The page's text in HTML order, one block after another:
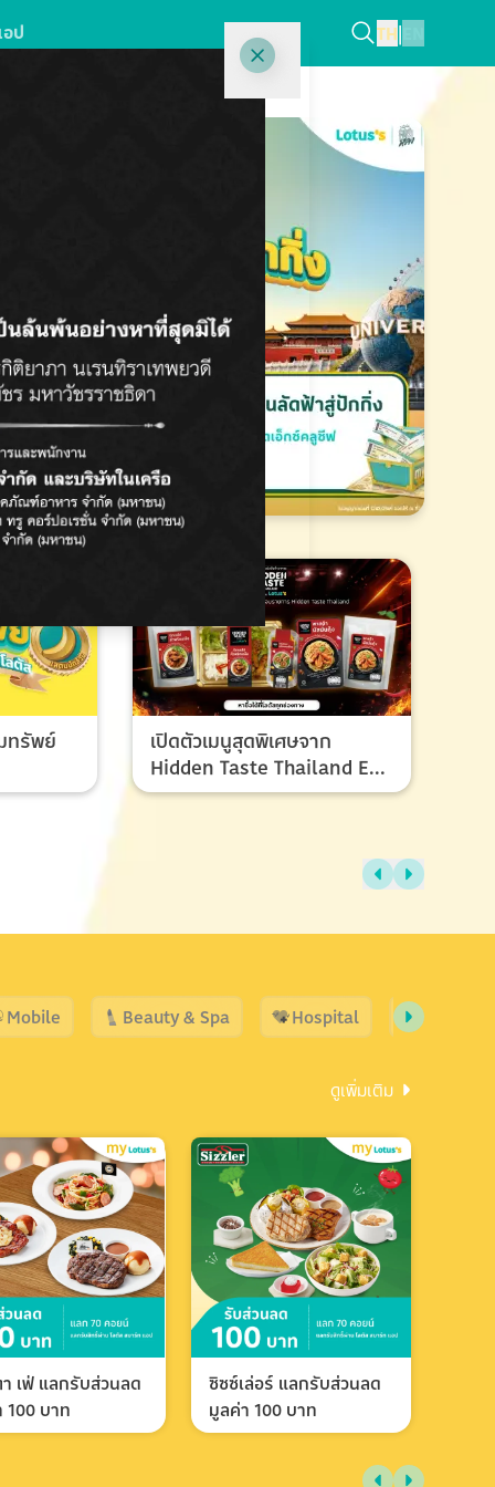
ป TH|
ทรัพย์
เปิดตัวเมนูสุดพิเศษจาก
Hidden Taste Thailand EP
8 เมนูของผู้ชนะและรองชนะ
กร
Mobile Beauty & Spa Hospital Shopping
ดูเพิ่มเติม
เฟ่ แลกรับส่วนลด
100 บาท
ซิซซ์เล่อร์ แลกรับส่วนลด
มูลค่า 100 บาท